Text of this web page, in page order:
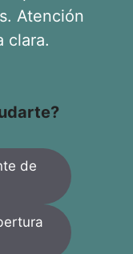
Atención
clara.
de